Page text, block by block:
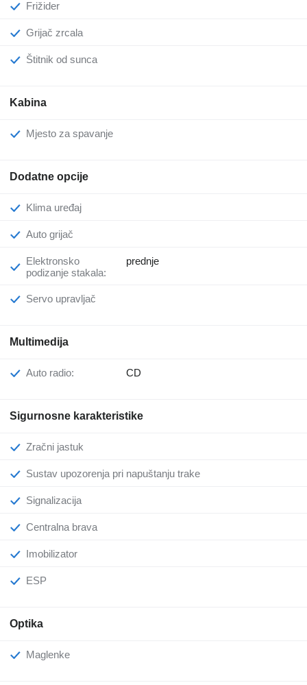
Frižider
Grijač zrcala
Štitnik od sunca
Kabina
Mjesto za spavanje
Dodatne opcije
Klima uređaj
Auto grijač
Elektronsko
podizanje stakala:
prednje
Servo upravljač
Multimedija
Auto radio: CD
Sigurnosne karakteristike
Zračni jastuk
Sustav upozorenja pri napuštanju trake
Signalizacija
Centralna brava
Imobilizator
ESP
Optika
Maglenke